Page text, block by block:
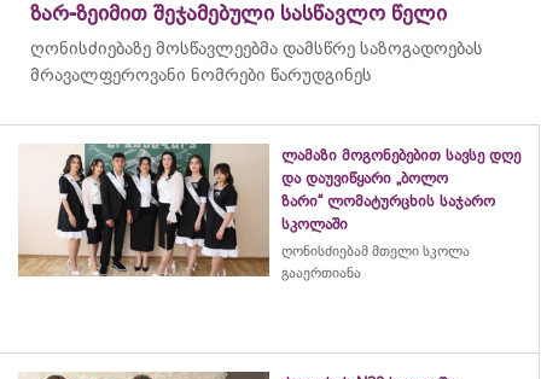
ზარ-ზეიმით შეჯამებული სასწავლო წელი
ღონისძიებაზე მოსწავლეებმა დამსწრე საზოგადოებას
მრავალფეროვანი ნომრები წარუდგინეს
ლამაზი მოგონებებით სავსე დღე
და დაუვიწყარი „ბოლო
ზარი“ ლომატურცხის საჯარო
სკოლაში
ღონისძიებამ მთელი სკოლა
გააერთიანა